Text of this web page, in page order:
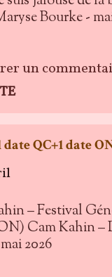
Bourke -
des Beaux
du
sont telles
Matte,
même, toutes les
père de famille
80. Il a sa
(interprétée
qui incane
et ses
un
QC+1 date
– Festival
Cam Kahin –
2026